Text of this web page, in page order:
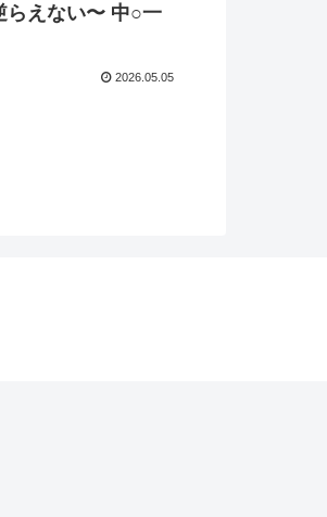
らえない〜 中○一
2026.05.05